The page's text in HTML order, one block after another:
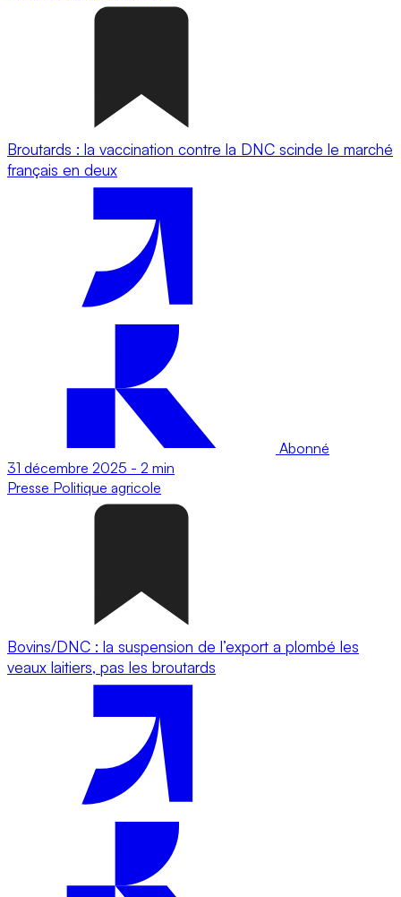
Broutards : la vaccination contre la DNC scinde le marché
français en deux
Abonné
31 décembre 2025 - 2 min
Presse Politique agricole
Bovins/DNC : la suspension de l’export a plombé les
veaux laitiers, pas les broutards